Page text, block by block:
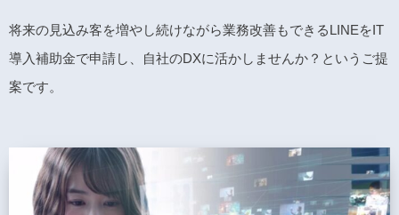
将来の見込み客を増やし続けながら業務改善もできるLINEをIT
導入補助金で申請し、自社のDXに活かしませんか？というご提
案です。